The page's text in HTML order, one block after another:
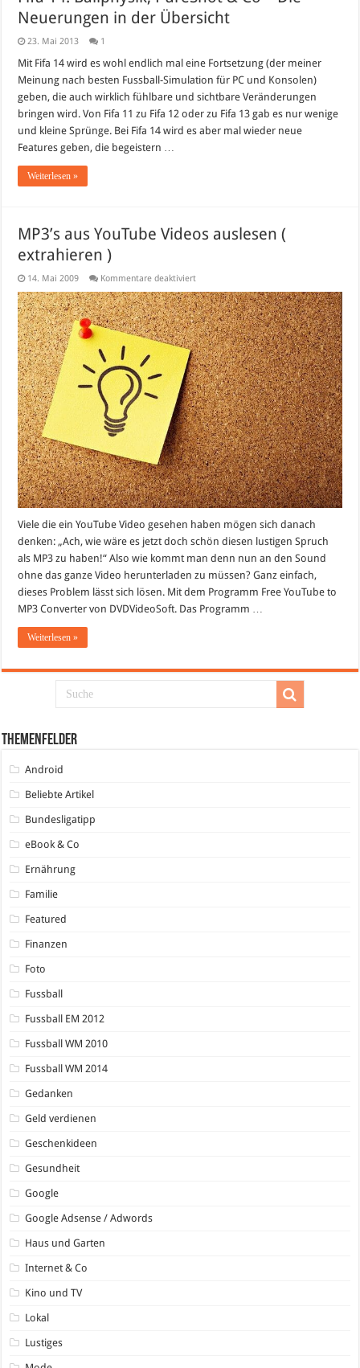
Neuerungen in der Übersicht
23. Mai 2013 1
Mit Fifa 14 wird es wohl endlich mal eine Fortsetzung (der meiner
Meinung nach besten Fussball-Simulation für PC und Konsolen)
geben, die auch wirklich fühlbare und sichtbare Veränderungen
bringen wird. Von Fifa 11 zu Fifa 12 oder zu Fifa 13 gab es nur wenige
und kleine Sprünge. Bei Fifa 14 wird es aber mal wieder neue
Features geben, die begeistern …
Weiterlesen »
MP3’s aus YouTube Videos auslesen (
extrahieren )
14. Mai 2009 Kommentare deaktiviertfür
aus
YouTube
Videos
auslesen
(
extrahieren
)
Viele die ein YouTube Video gesehen haben mögen sich danach
denken: „Ach, wie wäre es jetzt doch schön diesen lustigen Spruch
als MP3 zu haben!“ Also wie kommt man denn nun an den Sound
ohne das ganze Video herunterladen zu müssen? Ganz einfach,
dieses Problem lässt sich lösen. Mit dem Programm Free YouTube to
MP3 Converter von DVDVideoSoft. Das Programm …
Weiterlesen »
Themenfelder
Android
Beliebte Artikel
Bundesligatipp
eBook & Co
Ernährung
Familie
Featured
Finanzen
Foto
Fussball
Fussball EM 2012
Fussball WM 2010
Fussball WM 2014
Gedanken
Geld verdienen
Geschenkideen
Gesundheit
Google
Google Adsense / Adwords
Haus und Garten
Internet & Co
Kino und TV
Lokal
Lustiges